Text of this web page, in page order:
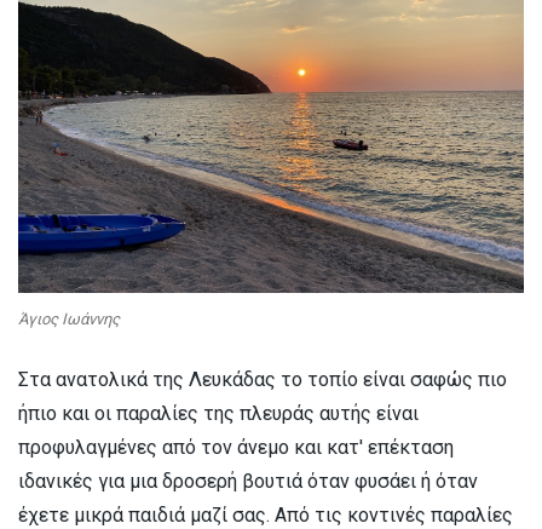
Άγιος Ιωάννης
Στα ανατολικά της Λευκάδας το τοπίο είναι σαφώς πιο
ήπιο και οι παραλίες της πλευράς αυτής είναι
προφυλαγμένες από τον άνεμο και κατ' επέκταση
ιδανικές για μια δροσερή βουτιά όταν φυσάει ή όταν
έχετε μικρά παιδιά μαζί σας. Από τις κοντινές παραλίες